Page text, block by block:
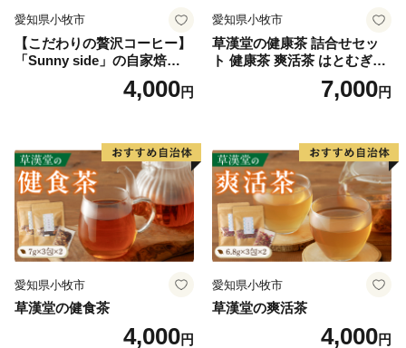
愛知県小牧市
【こだわりの贅沢コーヒー】
「Sunny side」の自家焙煎珈
琲サニーブレンド（100g）
4,000円
愛知県小牧市
草漢堂の健康茶 詰合せセッ
ト 健康茶 爽活茶 はとむぎ茶
温補茶 健食茶 和漢紅茶 お茶
7,000円
愛知県小牧市
草漢堂の健食茶
4,000円
愛知県小牧市
草漢堂の爽活茶
4,000円